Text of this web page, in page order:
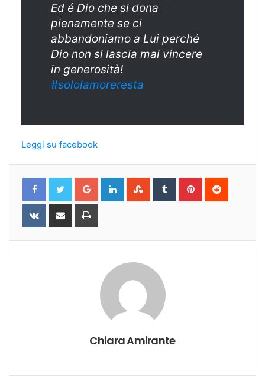
Ed é Dio che si dona
pienamente se ci
abbandoniamo a Lui perché
Dio non si lascia mai vincere
in generosità!
#sololamoreresta
Leggi su facebook
Google+LinkedInStumbleUpon
TumblrPinterestReddit
VKontakteShare
Email
Print
Chiara Amirante